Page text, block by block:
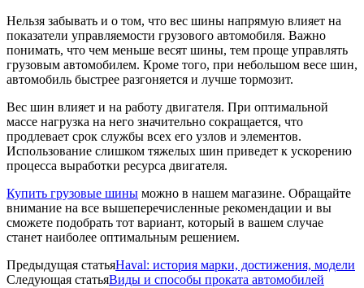
Нельзя забывать и о том, что вес шины напрямую влияет на
показатели управляемости грузового автомобиля. Важно
понимать, что чем меньше весят шины, тем проще управлять
грузовым автомобилем. Кроме того, при небольшом весе шин,
автомобиль быстрее разгоняется и лучше тормозит.
Вес шин влияет и на работу двигателя. При оптимальной
массе нагрузка на него значительно сокращается, что
продлевает срок службы всех его узлов и элементов.
Использование слишком тяжелых шин приведет к ускорению
процесса выработки ресурса двигателя.
Купить грузовые шины можно в нашем магазине. Обращайте
внимание на все вышеперечисленные рекомендации и вы
сможете подобрать тот вариант, который в вашем случае
станет наиболее оптимальным решением.
Предыдущая статьяHaval: история марки, достижения, модели
Следующая статьяВиды и способы проката автомобилей